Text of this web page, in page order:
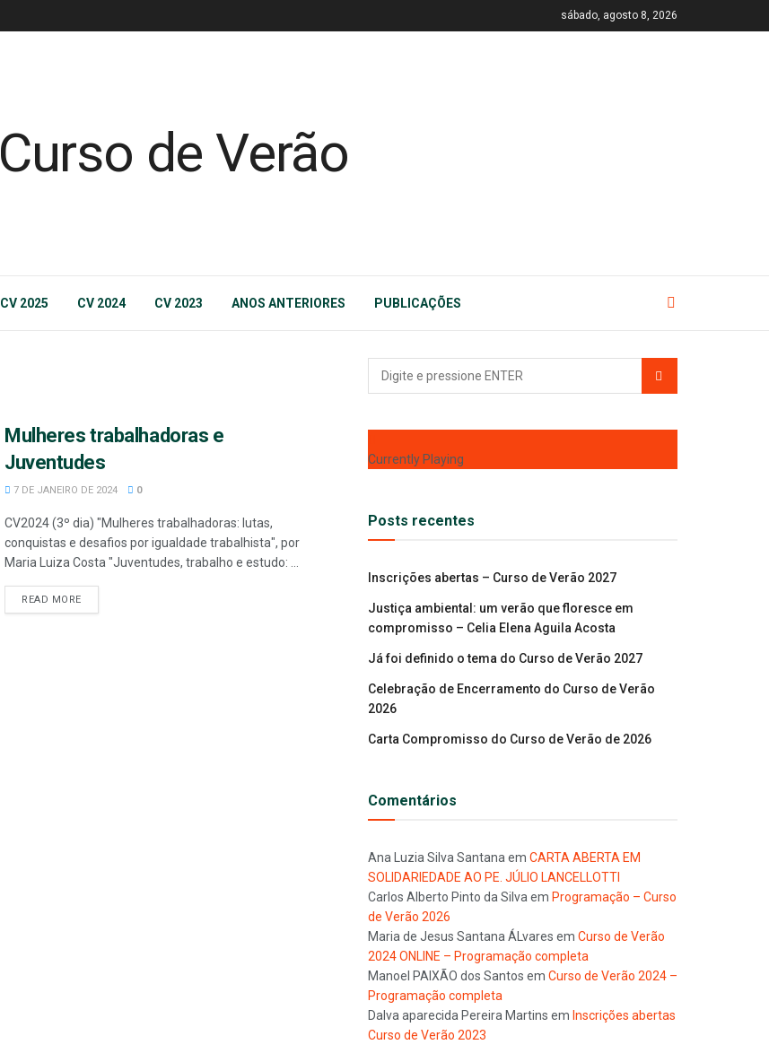
sábado, agosto 8, 2026
CV 2025 CV 2024 CV 2023 ANOS ANTERIORES PUBLICAÇÕES
Mulheres trabalhadoras e
Juventudes
7 DE JANEIRO DE 2024 0
CV2024 (3º dia) "Mulheres trabalhadoras: lutas,
conquistas e desafios por igualdade trabalhista", por
Maria Luiza Costa "Juventudes, trabalho e estudo: ...
READ MORE
Currently Playing
Posts recentes
Inscrições abertas – Curso de Verão 2027
Justiça ambiental: um verão que floresce em
compromisso – Celia Elena Aguila Acosta
Já foi definido o tema do Curso de Verão 2027
Celebração de Encerramento do Curso de Verão
2026
Carta Compromisso do Curso de Verão de 2026
Comentários
Ana Luzia Silva Santana em CARTA ABERTA EM
SOLIDARIEDADE AO PE. JÚLIO LANCELLOTTI
Carlos Alberto Pinto da Silva em Programação – Curso
de Verão 2026
Maria de Jesus Santana ÁLvares em Curso de Verão
2024 ONLINE – Programação completa
Manoel PAIXÃO dos Santos em Curso de Verão 2024 –
Programação completa
Dalva aparecida Pereira Martins em Inscrições abertas
Curso de Verão 2023